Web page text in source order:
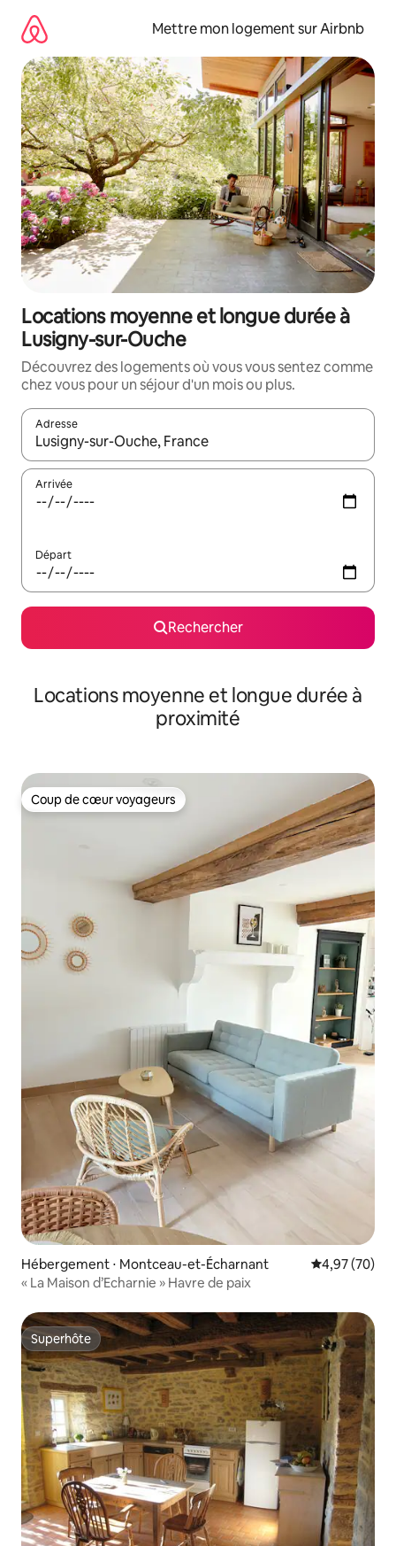
directement
contenu
Mettre mon logement sur Airbnb
Locations moyenne et longue durée à
Lusigny-sur-Ouche
Découvrez des logements où vous vous sentez comme
chez vous pour un séjour d'un mois ou plus.
Adresse
Lorsque les résultats s'affichent, utilisez les flèches vers le
Arrivée
Départ
Rechercher
Locations moyenne et longue durée à
proximité
Coup de cœur voyageurs
Coup de cœur voyageurs
Hébergement ⋅ Montceau-et-Écharnant Évaluation
4,97 (70)
« La Maison d’Echarnie » Havre de paix
Superhôte
Superhôte